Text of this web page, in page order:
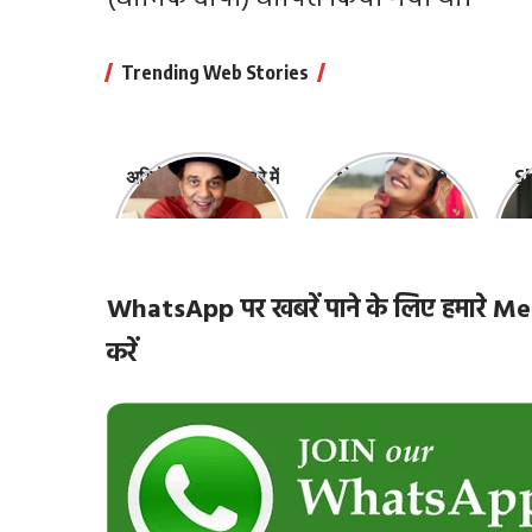
Trending Web Stories
अभिनेता धर्मेंद्र के बारे में
10 रोचक बातें, जिनके
भोजपुरी की ये 10
हसीनाएं हैं सबसे
WhatsApp पर खबरें पाने के लिए हमारे
करें